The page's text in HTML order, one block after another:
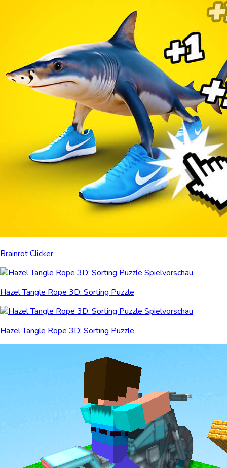
Brainrot Clicker
Hazel Tangle Rope 3D: Sorting Puzzle
Hazel Tangle Rope 3D: Sorting Puzzle